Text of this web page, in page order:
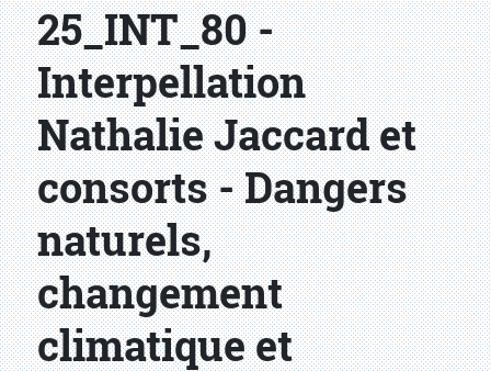
25_INT_80 -
Interpellation
Nathalie Jaccard et
consorts - Dangers
naturels,
changement
climatique et